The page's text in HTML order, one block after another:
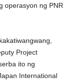
operasyon ng PNR
Project
ito ng
International